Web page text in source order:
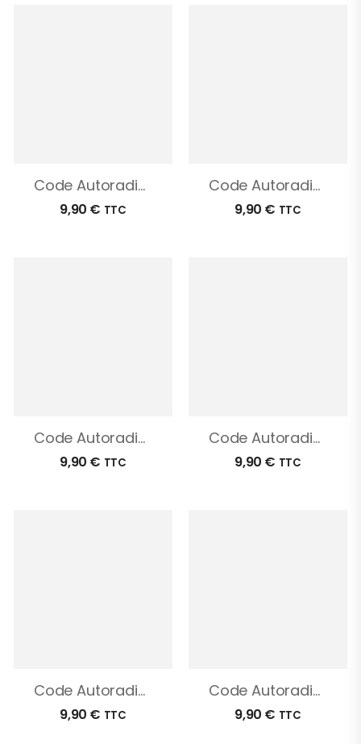
Code Autoradio Ford Ka
9,90 € TTC
Code Autoradio Ford Galaxy
9,90 € TTC
Code Autoradio Ford EcoSport
9,90 € TTC
Code Autoradio Ford B-Max
9,90 € TTC
Code Autoradio Ford Ranger
9,90 € TTC
Code Autoradio Ford Puma
9,90 € TTC